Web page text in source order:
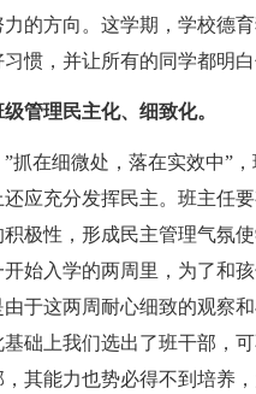
的方向。这学期，学校德
惯，并让所有的同学都明
理民主化、细致化。
在细微处，落在实效中”，
应充分发挥民主。班主任
极性，形成民主管理气氛
始入学的两周里，为了和
于这两周耐心细致的观察
础上我们选出了班干部，
其能力也势必得不到培养